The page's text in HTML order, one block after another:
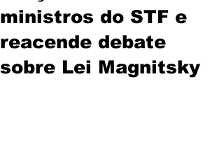
ministros do STF e
reacende debate
sobre Lei Magnitsky